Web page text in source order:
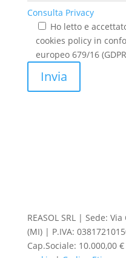
Consulta Privacy
Ho letto e
cookies policy in
europeo 679/16
Invia
REASOL SRL | Sede:
(MI) | P.IVA:
Cap.Sociale: 10.000,00 €